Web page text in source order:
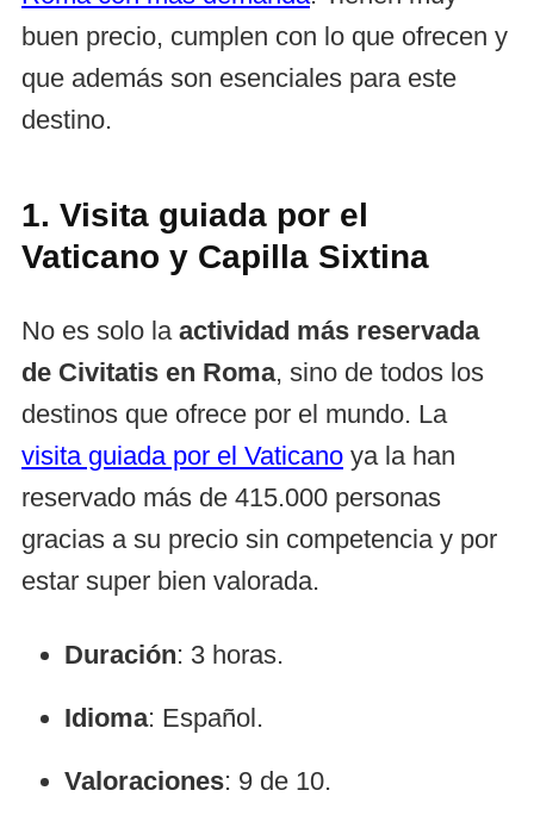
buen precio, cumplen con lo que ofrecen y
que además son esenciales para este
destino.
1. Visita guiada por el
Vaticano y Capilla Sixtina
No es solo la actividad más reservada
de Civitatis en Roma, sino de todos los
destinos que ofrece por el mundo. La
visita guiada por el Vaticano ya la han
reservado más de 415.000 personas
gracias a su precio sin competencia y por
estar super bien valorada.
Duración: 3 horas.
Idioma: Español.
Valoraciones: 9 de 10.